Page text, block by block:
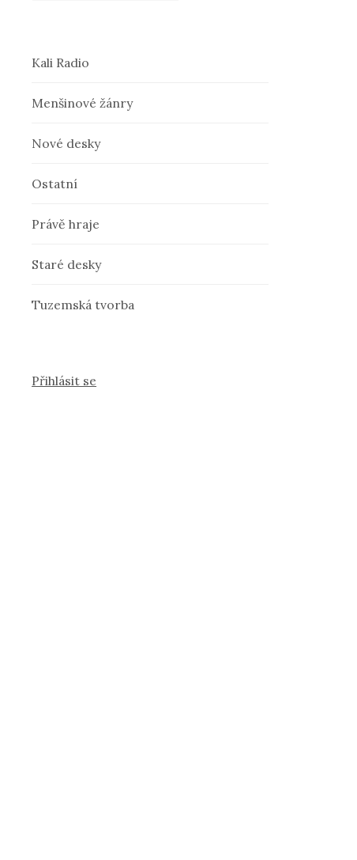
Kali Radio
Menšinové žánry
Nové desky
Ostatní
Právě hraje
Staré desky
Tuzemská tvorba
Přihlásit se